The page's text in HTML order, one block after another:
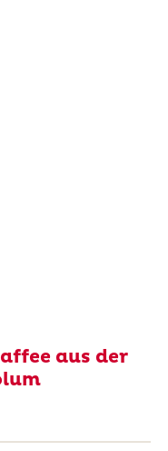
aus der